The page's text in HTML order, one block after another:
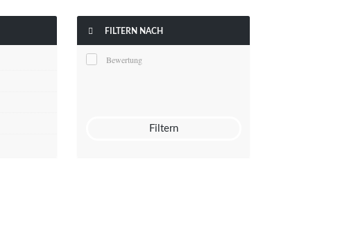
 FILTERN NACH
Bewertung
Filtern